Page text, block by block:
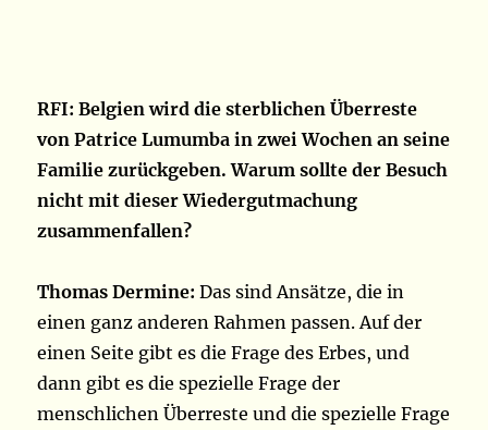
RFI: Belgien wird die sterblichen Überreste
von Patrice Lumumba in zwei Wochen an seine
Familie zurückgeben. Warum sollte der Besuch
nicht mit dieser Wiedergutmachung
zusammenfallen?
Thomas Dermine:Das sind Ansätze, die in
einen ganz anderen Rahmen passen. Auf der
einen Seite gibt es die Frage des Erbes, und
dann gibt es die spezielle Frage der
menschlichen Überreste und die spezielle Frage